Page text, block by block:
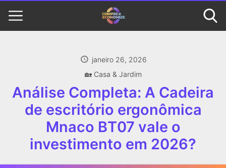
janeiro 26, 2026
🏡 Casa & Jardim
Análise Completa: A Cadeira
de escritório ergonômica
Mnaco BT07 vale o
investimento em 2026?